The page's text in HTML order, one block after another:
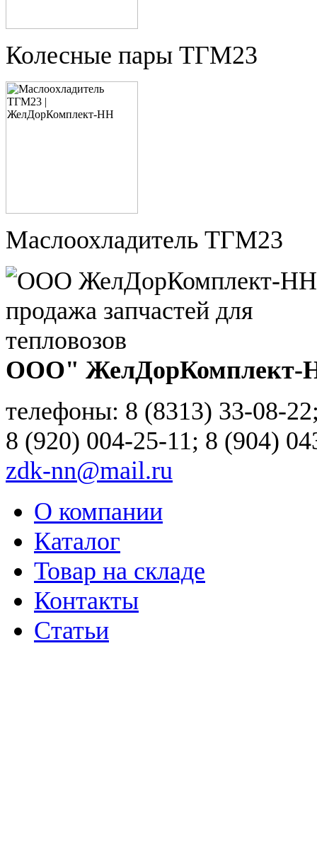
Колесные пары ТГМ23
Маслоохладитель ТГМ23
ООО" ЖелДорКомплект-
телефоны: 8 (8313) 33-08-
8 (920) 004-25-11; 8 (904)
zdk-nn@mail.ru
О компании
Каталог
Товар на складе
Контакты
Статьи